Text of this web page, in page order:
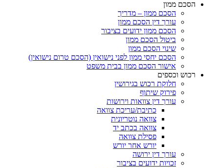
ממון
הסכם ממון – מדריך
עורך דין הסכם ממון
הסכם ממון ידועים בציבור
ביטול הסכם ממון
שינוי הסכם ממון
הסכם יחסי ממון לפני נישואין (הסכם טרום נישואין)
אישור הסכם ממון בבית משפט
וכספים
חלוקת רכוש בגירושין
פירוק שיתוף
עורך דין צוואות וירושות
כתיבת/עריכת צוואה
צוואה נוטריונית
צוואה בכתב יד
פסילת צוואה
יורש אחר יורש
עורך דין ירושה
זכויות ידועים בציבור